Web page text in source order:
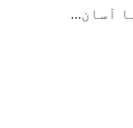
آسان...